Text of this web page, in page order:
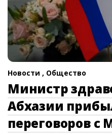
Новости , Общество
Министр
Абхазии
переговоров с